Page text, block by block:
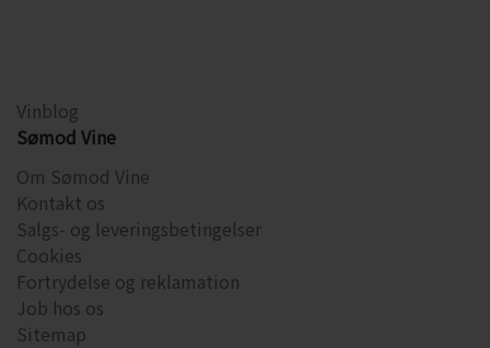
Vinblog
Sømod Vine
Om Sømod Vine
Kontakt os
Salgs- og leveringsbetingelser
Cookies
Fortrydelse og reklamation
Job hos os
Sitemap